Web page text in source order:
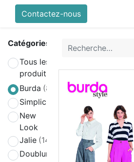
Contactez-nous
Catégories
Tous les
produits
Burda (808)
Simplicity
New
Look
Jalie (141)
Doublure